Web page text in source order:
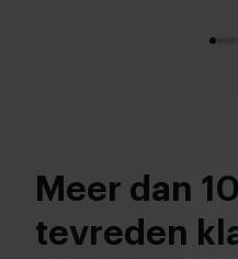
Meer dan
tevreden